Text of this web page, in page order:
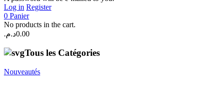
Log in Register
0 Panier
No products in the cart.
0.00د.م.
Tous les Catégories
Nouveautés